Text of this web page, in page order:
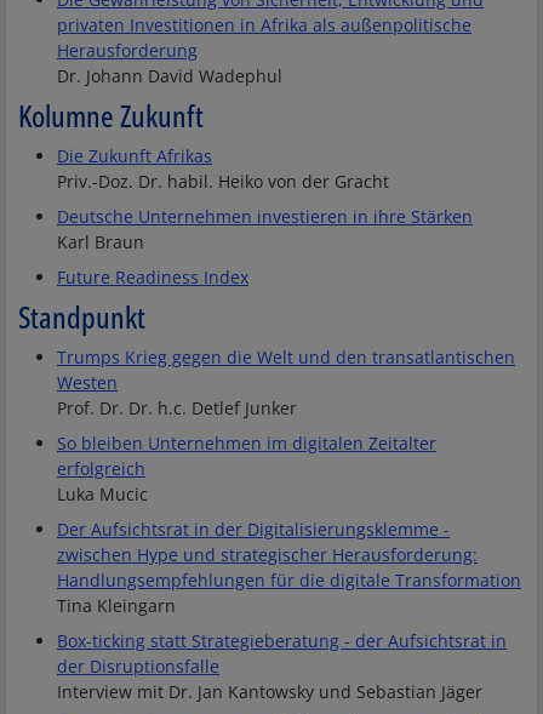
privaten Investitionen in Afrika als außenpolitische
Herausforderung
Dr. Johann David Wadephul
Kolumne Zukunft
Die Zukunft Afrikas
Priv.-Doz. Dr. habil. Heiko von der Gracht
Deutsche Unternehmen investieren in ihre Stärken
Karl Braun
Future Readiness Index
Standpunkt
Trumps Krieg gegen die Welt und den transatlantischen
Westen
Prof. Dr. Dr. h.c. Detlef Junker
So bleiben Unternehmen im digitalen Zeitalter
erfolgreich
Luka Mucic
Der Aufsichtsrat in der Digitalisierungsklemme -
zwischen Hype und strategischer Herausforderung:
Handlungsempfehlungen für die digitale Transformation
Tina Kleingarn
Box-ticking statt Strategieberatung - der Aufsichtsrat in
der Disruptionsfalle
Interview mit Dr. Jan Kantowsky und Sebastian Jäger